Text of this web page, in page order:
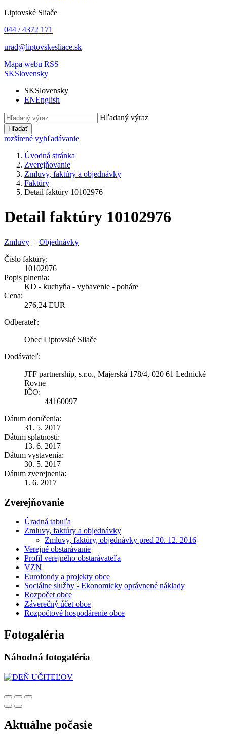
Liptovské Sliače
044 / 4372 171
urad@liptovskesliace.sk
Mapa webu RSS
SKSlovensky
SKSlovensky
ENEnglish
Hľadaný výraz
Hľadať
rozšírené vyhľadávanie
Úvodná stránka
Zverejňovanie
Zmluvy, faktúry a objednávky
Faktúry
Detail faktúry 10102976
Detail faktúry 10102976
Zmluvy | Objednávky
Číslo faktúry:
10102976
Popis plnenia:
KD - kuchyňa - vybavenie - poháre
Cena:
276,24 EUR
Odberateľ:
Obec Liptovské Sliače
Dodávateľ:
JTF partnership, s.r.o., Majerská 178/4, 020 61 Lednické
Rovne
IČO:
44160097
Dátum doručenia:
31. 5. 2017
Dátum splatnosti:
13. 6. 2017
Dátum vystavenia:
30. 5. 2017
Dátum zverejnenia:
1. 6. 2017
Zverejňovanie
Úradná tabuľa
Zmluvy, faktúry a objednávky
Zmluvy, faktúry, objednávky pred 20. 12. 2016
Verejné obstarávanie
Profil verejného obstarávateľa
VZN
Eurofondy a projekty obce
Sociálne služby - Ekonomicky oprávnené náklady
Rozpočet obce
Záverečný účet obce
Rozpočtové hospodárenie obce
Fotogaléria
Náhodná fotogaléria
Aktuálne počasie